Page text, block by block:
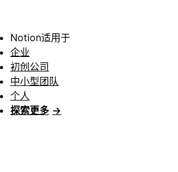
Notion适用于
企业
初创公司
中小型团队
个人
探索更多 →